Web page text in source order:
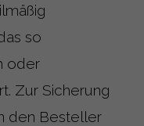
so
oder
Zur Sicherung
den Besteller